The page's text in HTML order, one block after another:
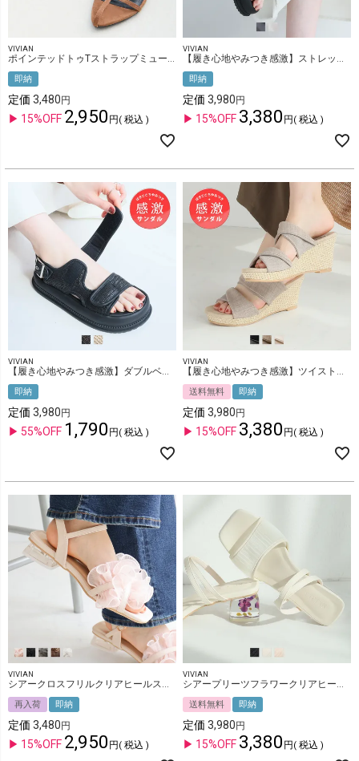
VIVIAN
ポインテッドトゥTストラップミュールサンダル
即納
定価 3,480
15%OFF 2,950 税込
VIVIAN
【履き心地やみつき感激】ストレッチダブルベルト厚底感激サンダル
即納
定価 3,980
15%OFF 3,380 税込
VIVIAN
【履き心地やみつき感激】ダブルベルクロ厚底感激サンダル
即納
定価 3,980
55%OFF 1,790 税込
VIVIAN
【履き心地やみつき感激】ツイストデザインウェッジ感激サンダル
送料無料 即納
定価 3,980
15%OFF 3,380 税込
VIVIAN
シアークロスフリルクリアヒールストラップサンダル
再入荷 即納
定価 3,480
15%OFF 2,950 税込
VIVIAN
シアープリーツフラワークリアヒールミュールサンダル
送料無料 即納
定価 3,980
15%OFF 3,380 税込